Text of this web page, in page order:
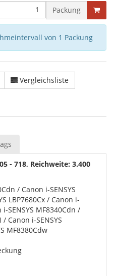
Packung
von 1 Packung
Vergleichsliste
- 718, Reichweite: 3.400
/ Canon i-SENSYS
LBP7680Cx / Canon i-
i-SENSYS MF8340Cdn /
/ Canon i-SENSYS
MF8380Cdw